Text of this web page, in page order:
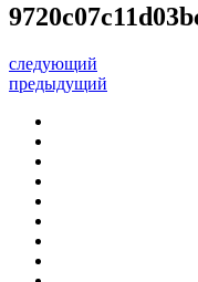
следующий
предыдущий